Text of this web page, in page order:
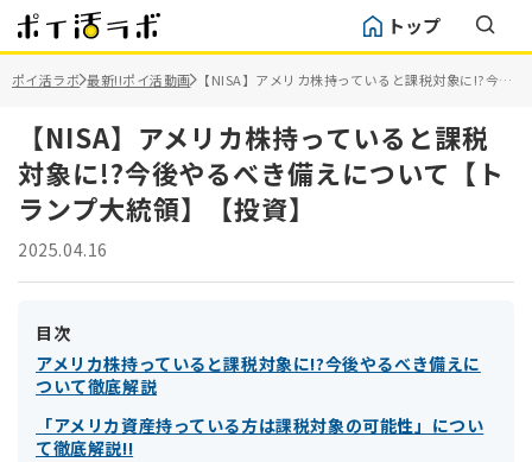
トップ
ポイ活ラボ 最新!!ポイ活動画 【NISA】アメリカ株持っていると課税対象に!?今後
やるべき備えについて【トランプ大統領】【投資】
【NISA】アメリカ株持っていると課税
対象に!?今後やるべき備えについて【ト
ランプ大統領】【投資】
2025.04.16
目次
アメリカ株持っていると課税対象に!?今後やるべき備えに
ついて徹底解説
「アメリカ資産持っている方は課税対象の可能性」につい
て徹底解説!!